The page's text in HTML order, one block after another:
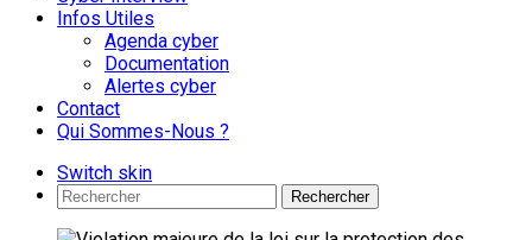
Infos Utiles
Agenda cyber
Documentation
Alertes cyber
Contact
Qui Sommes-Nous ?
Switch skin
Rechercher